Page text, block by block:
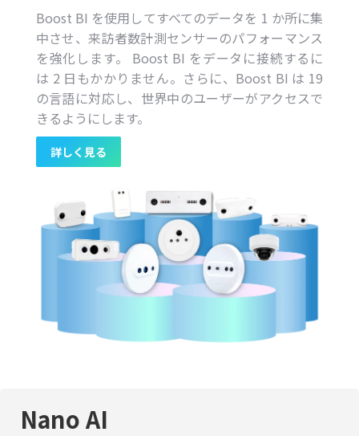
Boost BI を使用してすべてのデータを 1 か所に集
中させ、来訪者数計測センサーのパフォーマンス
を強化します。 Boost BI をデータに接続するに
は 2 日もかかりません。さらに、Boost BI は 19
の言語に対応し、世界中のユーザーがアクセスで
きるようにします。
詳しく見る
Nano AI